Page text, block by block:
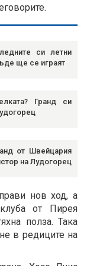
си летни
ще се играят
Гранд си
от Швейцария
на Лудогорец
нов ход, а
от Пирея
полза. Така
в редиците на